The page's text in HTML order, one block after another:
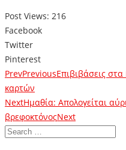
Post Views: 216
Facebook
Twitter
Pinterest
PrevPreviousΕπιβιβάσεις
καρτών
NextΗμαθία: Απολογείται
βρεφοκτόνοςNext